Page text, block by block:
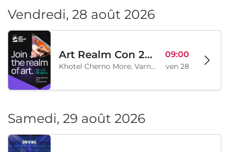
Vendredi, 28 août 2026
Art Realm Con 2026
Khotel Cherno More, Varna, BG
09:00
ven 28
Samedi, 29 août 2026